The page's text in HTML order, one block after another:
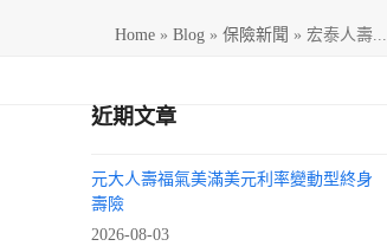
Home » Blog » 保險新聞 » 宏泰人壽...
近期文章
元大人壽福氣美滿美元利率變動型終身
壽險
2026-08-03